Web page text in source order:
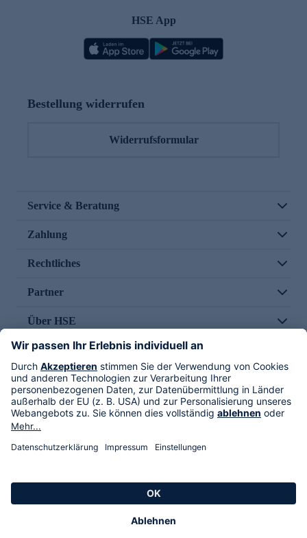
HSE App
Bestellung widerrufen
Widerrufsformular
Service & Beratung
Zahlung
Rechtliches
Partner
Über HSE
Im TV
HSE International